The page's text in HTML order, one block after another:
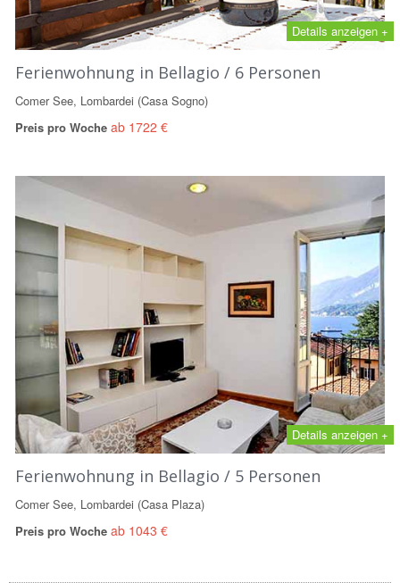
Details anzeigen +
Ferienwohnung in Bellagio / 6 Personen
Comer See, Lombardei (Casa Sogno)
Preis pro Woche ab 1722 €
Details anzeigen +
Ferienwohnung in Bellagio / 5 Personen
Comer See, Lombardei (Casa Plaza)
Preis pro Woche ab 1043 €